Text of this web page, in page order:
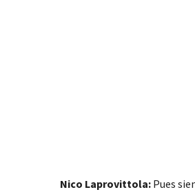
Nico Laprovittola: Pues